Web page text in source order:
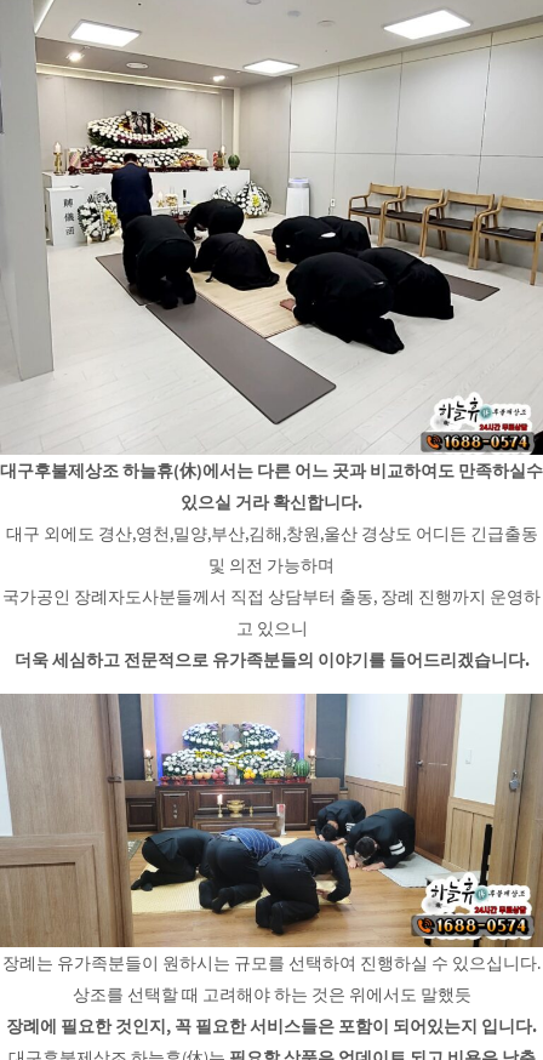
대구후불제상조 하늘휴(休)에서는 다른 어느 곳과 비교하여도 만족하실수
있으실 거라 확신합니다.
대구 외에도 경산,영천,밀양,부산,김해,창원,울산 경상도 어디든 긴급출동
및 의전 가능하며
국가공인 장례자도사분들께서 직접 상담부터 출동, 장례 진행까지 운영하
고 있으니
더욱 세심하고 전문적으로 유가족분들의 이야기를 들어드리겠습니다.
장례는 유가족분들이 원하시는 규모를 선택하여 진행하실 수 있으십니다.
상조를 선택할 때 고려해야 하는 것은 위에서도 말했듯
장례에 필요한 것인지, 꼭 필요한 서비스들은 포함이 되어있는지 입니다.